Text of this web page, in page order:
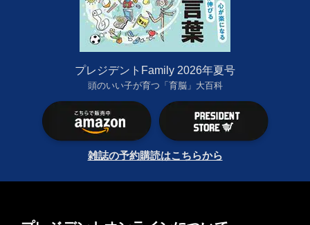
プレジデントFamily 2026年夏号
頭のいい子が育つ「育脳」大百科
雑誌の予約購読はこちらから